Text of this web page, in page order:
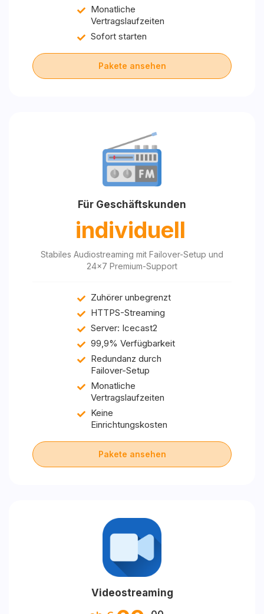
Monatliche
Vertragslaufzeiten
Sofort starten
Pakete ansehen
Für Geschäftskunden
individuell
Stabiles Audiostreaming mit Failover-Setup und
24x7 Premium-Support
Zuhörer unbegrenzt
HTTPS-Streaming
Server: Icecast2
99,9% Verfügbarkeit
Redundanz durch
Failover-Setup
Monatliche
Vertragslaufzeiten
Keine
Einrichtungskosten
Pakete ansehen
Videostreaming